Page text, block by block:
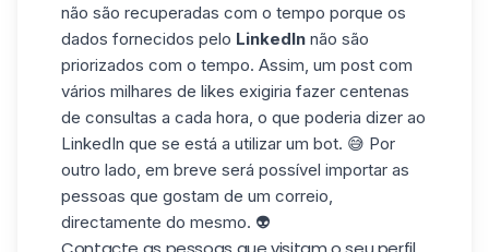
não são recuperadas com o tempo porque os
dados fornecidos pelo LinkedIn não são
priorizados com o tempo. Assim, um post com
vários milhares de likes exigiria fazer centenas
de consultas a cada hora, o que poderia dizer ao
LinkedIn que se está a utilizar um bot. 😅 Por
outro lado, em breve será possível importar as
pessoas que gostam de um correio,
directamente do mesmo. 👽